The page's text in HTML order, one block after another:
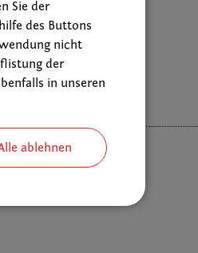
in Bubenreuth
Sie der
des Buttons
nicht
der
in unseren
ablehnen